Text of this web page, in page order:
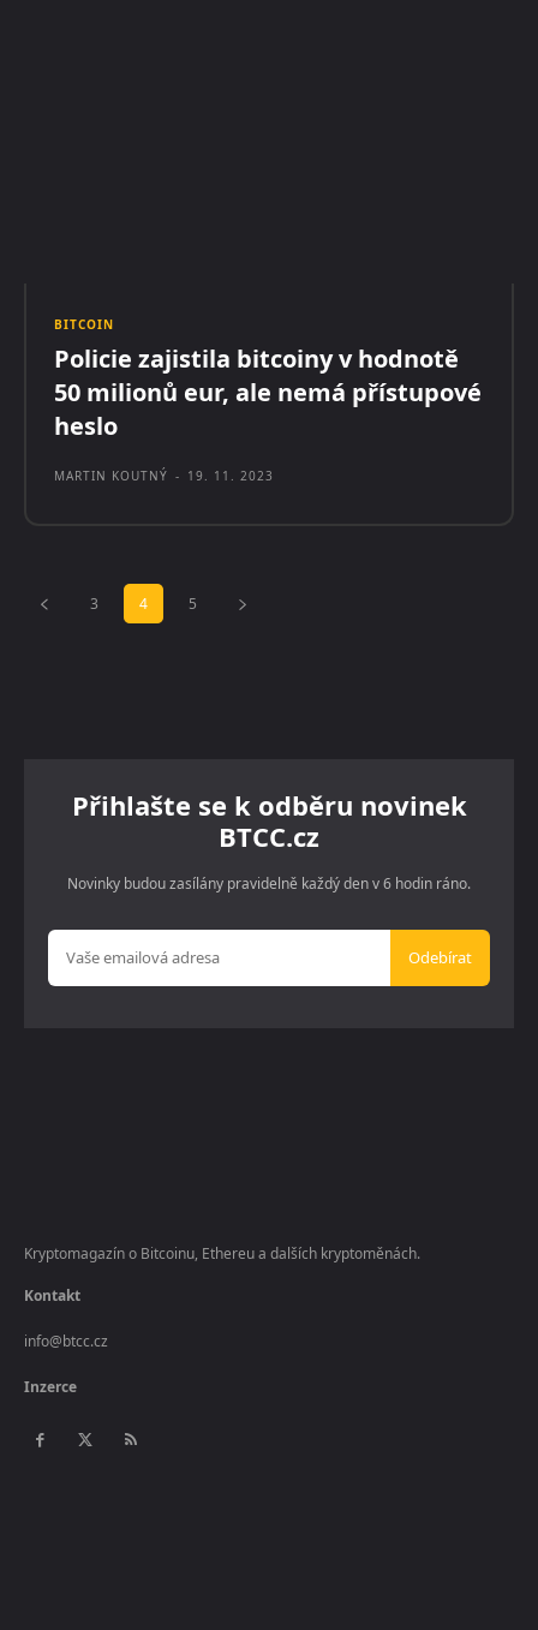
BITCOIN
Policie zajistila bitcoiny v hodnotě
50 milionů eur, ale nemá přístupové
heslo
MARTIN KOUTNÝ - 19. 11. 2023
3 4 5
Přihlašte se k odběru novinek
BTCC.cz
Novinky budou zasílány pravidelně každý den v 6 hodin ráno.
Odebírat
Kryptomagazín o Bitcoinu, Ethereu a dalších kryptoměnách.
Kontakt
info@btcc.cz
Inzerce